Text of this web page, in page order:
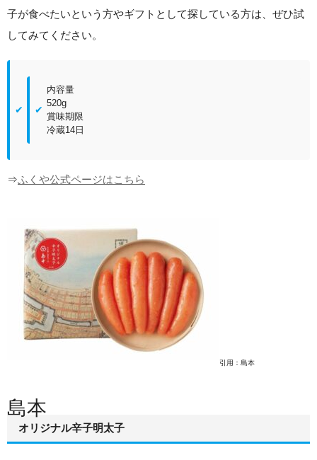
子が食べたいという方やギフトとして探している方は、ぜひ試
してみてください。
内容量
520g
賞味期限
冷蔵14日
⇒ふくや公式ページはこちら
引用：島本
島本
オリジナル辛子明太子